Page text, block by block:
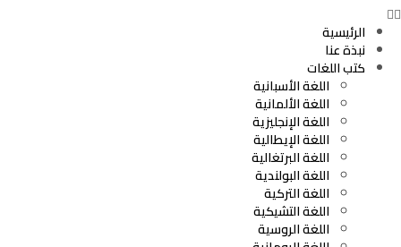
الرئيسية
نبذة عنا
كتب اللغات
اللغة الأسبانية
اللغة الألمانية
اللغة الإنجليزية
اللغة الإيطالية
اللغة البرتغالية
اللغة البولندية
اللغة التركية
اللغة التشيكية
اللغة الروسية